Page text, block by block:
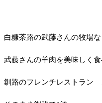
白糠茶路の武藤さんの牧場な
武藤さんの羊肉を美味しく
釧路のフレンチレストラン